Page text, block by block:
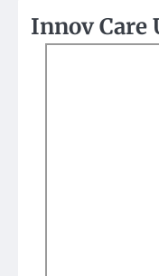
Innov Care